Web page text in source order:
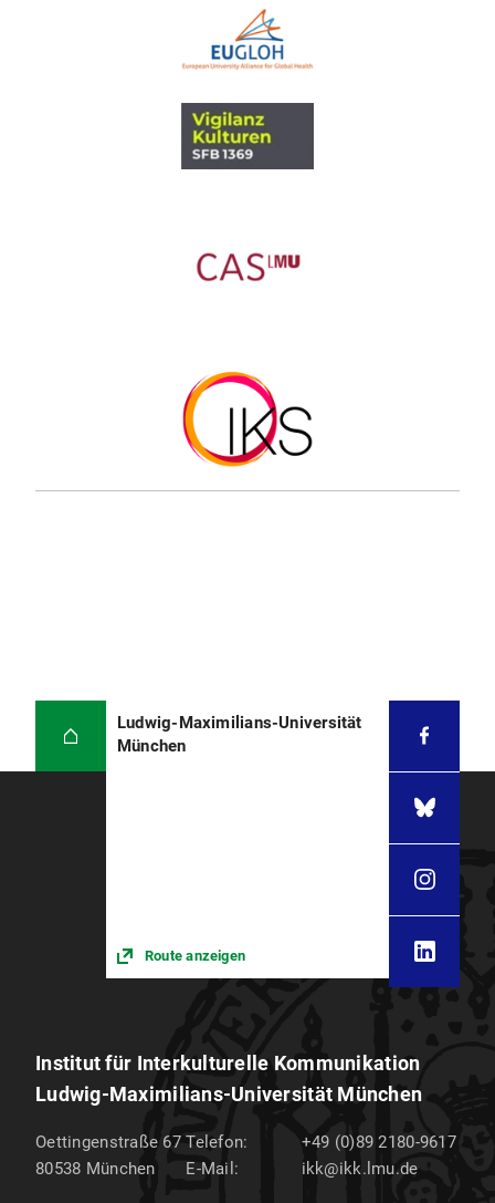
Ludwig-Maximilians-Universität
München
Route anzeigen
Institut für Interkulturelle Kommunikation
Ludwig-Maximilians-Universität München
Oettingenstraße 67
80538 München
Telefon:
+49 (0)89 2180-9617
E-Mail:
ikk@ikk.lmu.de